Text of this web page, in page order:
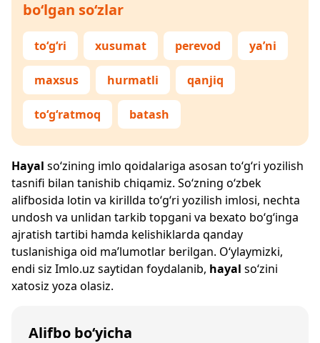
bo‘lgan so‘zlar
to‘g‘ri xusumat perevod ya’ni
maxsus hurmatli qanjiq
to‘g‘ratmoq batash
Hayal so‘zining imlo qoidalariga asosan to‘g‘ri yozilish
tasnifi bilan tanishib chiqamiz. So‘zning o‘zbek
alifbosida lotin va kirillda to‘g‘ri yozilish imlosi, nechta
undosh va unlidan tarkib topgani va bexato bo‘g‘inga
ajratish tartibi hamda kelishiklarda qanday
tuslanishiga oid ma’lumotlar berilgan. O‘ylaymizki,
endi siz Imlo.uz saytidan foydalanib, hayal so‘zini
xatosiz yoza olasiz.
Alifbo bo‘yicha